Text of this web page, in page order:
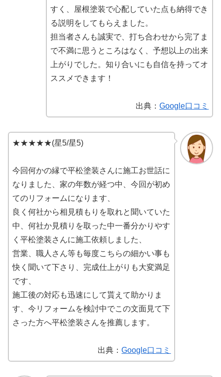
すく、屋根塗装で心配していた点も納得でき
る説明をしてもらえました。
担当者さんも誠実で、打ち合わせから完了ま
で不満に思うところはなく、予想以上の出来
上がりでした。知り合いにも自信を持ってオ
ススメできます！
出典： Google口コミ
★★★★★(星5/星5)
今回何かの縁で平松塗装さんに施工お世話に
なりました、家の年数が経つ中、今回が初め
てのリフォームになります、
良く何社から相見積もりを取れと聞いていた
中、何社か見積りを取った中一番分かりやす
く平松塗装さんに施工依頼しました、
営業、職人さん等も毎度こちらの細かい事も
快く聞いて下さり、完成仕上がりも大変満足
です、
施工後の対応も迅速にして貰えて助かりま
す、今リフォームを検討中でこの文面見て下
さった方へ平松塗装さんを推薦します。
出典：Google口コミ